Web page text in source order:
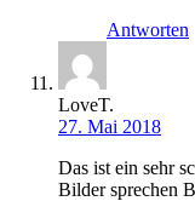
Antworten
LoveT.
27. Mai 2018
Das ist ein sehr
Bilder sprechen